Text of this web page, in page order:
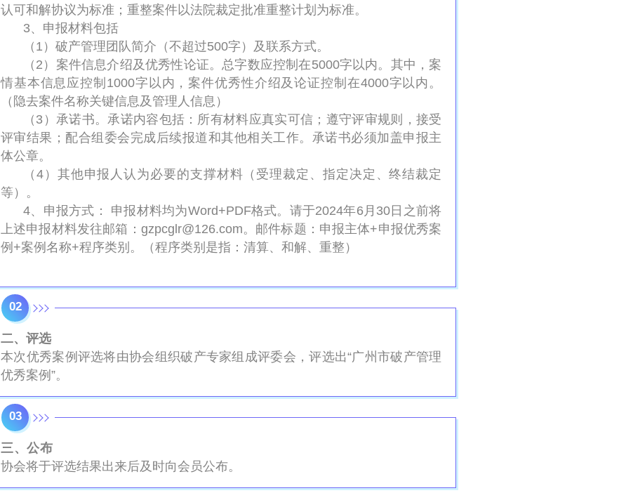
认可和解协议为标准；重整案件以法院裁定批准重整计划为标准。
3、申报材料包括
（1）破产管理团队简介（不超过500字）及联系方式。
（2）案件信息介绍及优秀性论证。总字数应控制在5000字以内。其中，案
情基本信息应控制1000字以内，案件优秀性介绍及论证控制在4000字以内。
（隐去案件名称关键信息及管理人信息）
（3）承诺书。承诺内容包括：所有材料应真实可信；遵守评审规则，接受
评审结果；配合组委会完成后续报道和其他相关工作。承诺书必须加盖申报主
体公章。
（4）其他申报人认为必要的支撑材料（受理裁定、指定决定、终结裁定
等）。
4、申报方式： 申报材料均为Word+PDF格式。请于2024年6月30日之前将
上述申报材料发往邮箱：gzpcglr@126.com。邮件标题：申报主体+申报优秀案
例+案例名称+程序类别。（程序类别是指：清算、和解、重整）
02
二、评选
本次优秀案例评选将由协会组织破产专家组成评委会，评选出“广州市破产管理
优秀案例”。
03
三、公布
协会将于评选结果出来后及时向会员公布。